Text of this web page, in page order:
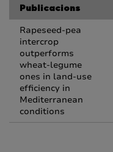
Publicacions
Rapeseed-pea
intercrop
outperforms
wheat-legume
ones in land-use
efficiency in
Mediterranean
conditions